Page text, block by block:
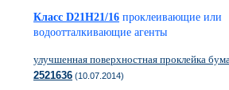
Класс D21H21/16 проклеивающие или
водоотталкивающие агенты
улучшенная поверхностная проклейка
2521636 (10.07.2014)